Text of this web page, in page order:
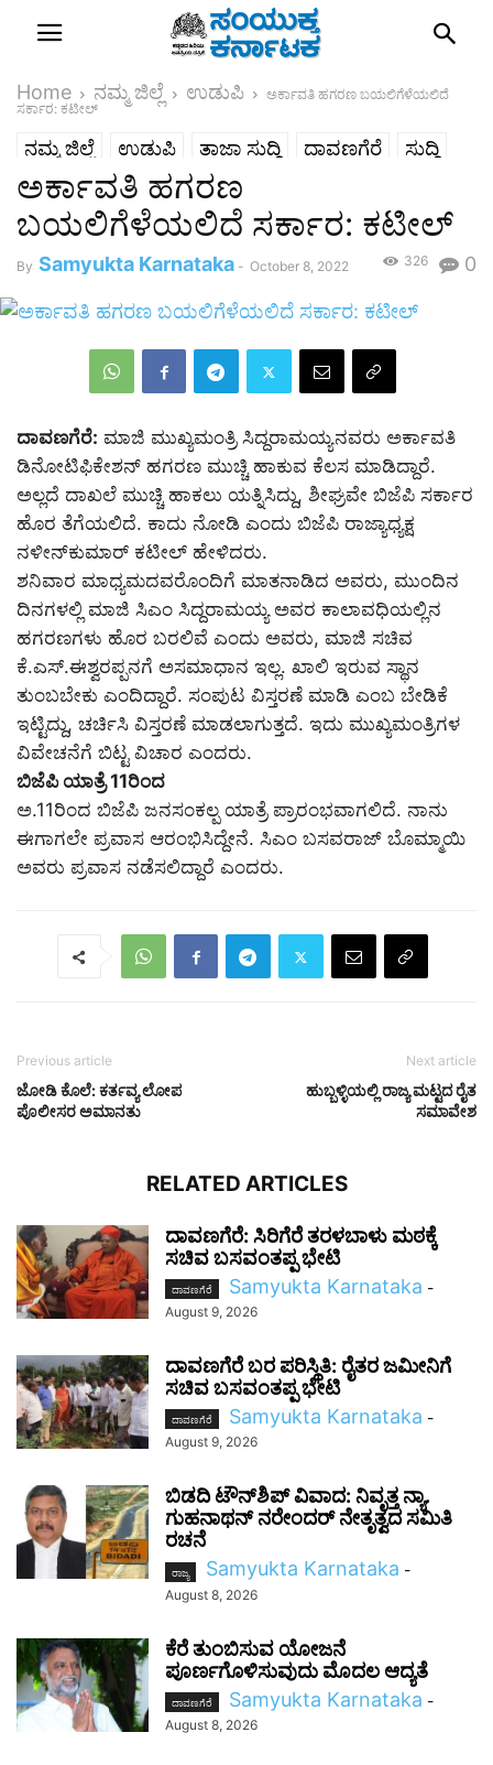
Home ನಮ್ಮ ಜಿಲ್ಲೆ ಉಡುಪಿ
ಅರ್ಕಾವತಿ ಹಗರಣ ಬಯಲಿಗೆಳೆಯಲಿದೆ
ಸರ್ಕಾರ: ಕಟೀಲ್
ನಮ್ಮ ಜಿಲ್ಲೆ ಉಡುಪಿ ತಾಜಾ ಸುದ್ದಿ ದಾವಣಗೆರೆ
ಸುದ್ದಿ
ರಾಜ್ಯ
ಶಿವಮೊಗ್ಗ
ಅರ್ಕಾವತಿ ಹಗರಣ
ಬಯಲಿಗೆಳೆಯಲಿದೆ ಸರ್ಕಾರ: ಕಟೀಲ್
By Samyukta Karnataka - October 8, 2022 0
326
ದಾವಣಗೆರೆ: ಮಾಜಿ ಮುಖ್ಯಮಂತ್ರಿ ಸಿದ್ದರಾಮಯ್ಯನವರು ಅರ್ಕಾವತಿ
ಡಿನೋಟಿಫಿಕೇಶನ್ ಹಗರಣ ಮುಚ್ಚಿ ಹಾಕುವ ಕೆಲಸ ಮಾಡಿದ್ದಾರೆ.
ಅಲ್ಲದೆ ದಾಖಲೆ ಮುಚ್ಚಿ ಹಾಕಲು ಯತ್ನಿಸಿದ್ದು, ಶೀಘ್ರವೇ ಬಿಜೆಪಿ ಸರ್ಕಾರ
ಹೊರ ತೆಗೆಯಲಿದೆ. ಕಾದು ನೋಡಿ ಎಂದು ಬಿಜೆಪಿ ರಾಜ್ಯಾಧ್ಯಕ್ಷ
ನಳೀನ್‌ಕುಮಾರ್ ಕಟೀಲ್ ಹೇಳಿದರು.
ಶನಿವಾರ ಮಾಧ್ಯಮದವರೊಂದಿಗೆ ಮಾತನಾಡಿದ ಅವರು, ಮುಂದಿನ
ದಿನಗಳಲ್ಲಿ ಮಾಜಿ ಸಿಎಂ ಸಿದ್ದರಾಮಯ್ಯ ಅವರ ಕಾಲಾವಧಿಯಲ್ಲಿನ
ಹಗರಣಗಳು ಹೊರ ಬರಲಿವೆ ಎಂದು ಅವರು, ಮಾಜಿ ಸಚಿವ
ಕೆ.ಎಸ್.ಈಶ್ವರಪ್ಪನಗೆ ಅಸಮಾಧಾನ ಇಲ್ಲ. ಖಾಲಿ ಇರುವ ಸ್ಥಾನ
ತುಂಬಬೇಕು ಎಂದಿದ್ದಾರೆ. ಸಂಪುಟ ವಿಸ್ತರಣೆ ಮಾಡಿ ಎಂಬ ಬೇಡಿಕೆ
ಇಟ್ಟಿದ್ದು, ಚರ್ಚಿಸಿ ವಿಸ್ತರಣೆ ಮಾಡಲಾಗುತ್ತದೆ. ಇದು ಮುಖ್ಯಮಂತ್ರಿಗಳ
ವಿವೇಚನೆಗೆ ಬಿಟ್ಟ ವಿಚಾರ ಎಂದರು.
ಬಿಜೆಪಿ ಯಾತ್ರೆ 11ರಿಂದ
ಅ.11ರಿಂದ ಬಿಜೆಪಿ ಜನಸಂಕಲ್ಪ ಯಾತ್ರೆ ಪ್ರಾರಂಭವಾಗಲಿದೆ. ನಾನು
ಈಗಾಗಲೇ ಪ್ರವಾಸ ಆರಂಭಿಸಿದ್ದೇನೆ. ಸಿಎಂ ಬಸವರಾಜ್ ಬೊಮ್ಮಾಯಿ
ಅವರು ಪ್ರವಾಸ ನಡೆಸಲಿದ್ದಾರೆ ಎಂದರು.
Previous article
ಜೋಡಿ ಕೊಲೆ: ಕರ್ತವ್ಯ ಲೋಪ
ಪೊಲೀಸರ ಅಮಾನತು
Next article
ಹುಬ್ಬಳ್ಳಿಯಲ್ಲಿ ರಾಜ್ಯ ಮಟ್ಟದ ರೈತ
ಸಮಾವೇಶ
RELATED ARTICLES
ದಾವಣಗೆರೆ: ಸಿರಿಗೆರೆ ತರಳಬಾಳು ಮಠಕ್ಕೆ
ಸಚಿವ ಬಸವಂತಪ್ಪ ಭೇಟಿ
ದಾವಣಗೆರೆ Samyukta Karnataka -
August 9, 2026
ದಾವಣಗೆರೆ ಬರ ಪರಿಸ್ಥಿತಿ: ರೈತರ ಜಮೀನಿಗೆ
ಸಚಿವ ಬಸವಂತಪ್ಪ ಭೇಟಿ
ದಾವಣಗೆರೆ Samyukta Karnataka -
August 9, 2026
ಬಿಡದಿ ಟೌನ್‌ಶಿಪ್ ವಿವಾದ: ನಿವೃತ್ತ ನ್ಯಾ.
ಗುಹನಾಥನ್ ನರೇಂದರ್ ನೇತೃತ್ವದ ಸಮಿತಿ
ರಚನೆ
ರಾಜ್ಯ Samyukta Karnataka -
August 8, 2026
ಕೆರೆ ತುಂಬಿಸುವ ಯೋಜನೆ
ಪೂರ್ಣಗೊಳಿಸುವುದು ಮೊದಲ ಆದ್ಯತೆ
ದಾವಣಗೆರೆ Samyukta Karnataka -
August 8, 2026